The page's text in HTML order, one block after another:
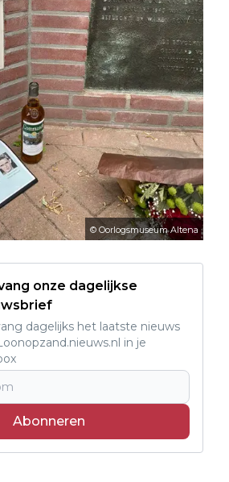
© Oorlogsmuseum Altena
onze dagelijkse
dagelijks het laatste nieuws
in je
Abonneren